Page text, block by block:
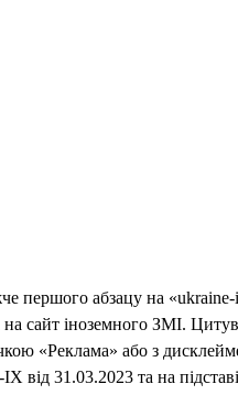
першого абзацу на
сайт іноземного ЗМІ.
«Реклама» або з
від 31.03.2023 та на